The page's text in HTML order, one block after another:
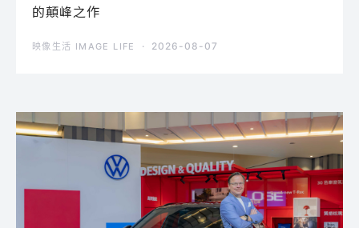
的顛峰之作
映像生活 IMAGE LIFE 2026-08-07